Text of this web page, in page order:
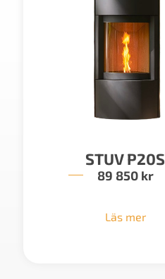
STUV P20S
89 850 kr
Läs mer